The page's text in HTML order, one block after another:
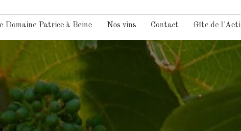
Domaine Patrice à Beine Nos vins Contact Gîte de l'Aeti